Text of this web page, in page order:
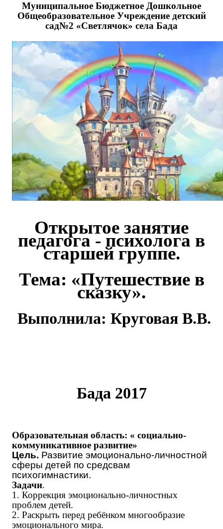
Муниципальное Бюджетное Дошкольное
Общеобразовательное Учреждение детский
сад№2 «Светлячок» села Бада
Открытое занятие
педагога - психолога в
старшей группе.
Тема: «Путешествие в
сказку».
Выполнила: Круговая В.В.
Бада 2017
Образовательная область: « социально-
коммуникативное развитие»
Цель. Развитие эмоционально-личностной
сферы детей по средсвам
психогимнастики.
Задачи.
1. Коррекция эмоционально-личностных
проблем детей.
2. Раскрыть перед ребёнком многообразие
эмоционального мира.